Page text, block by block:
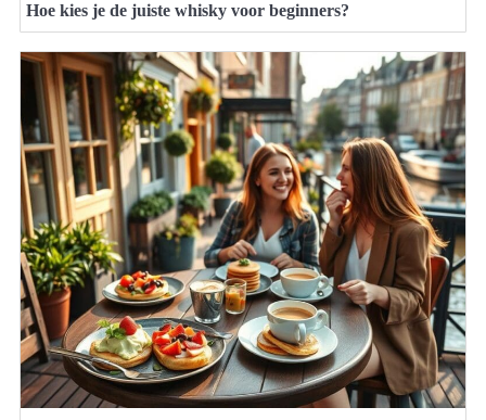
Hoe kies je de juiste whisky voor beginners?